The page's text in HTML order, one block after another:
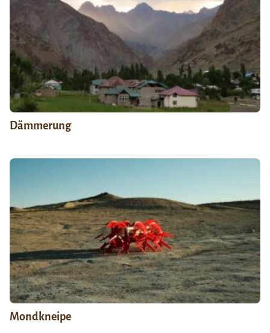
Dämmerung
Mondkneipe